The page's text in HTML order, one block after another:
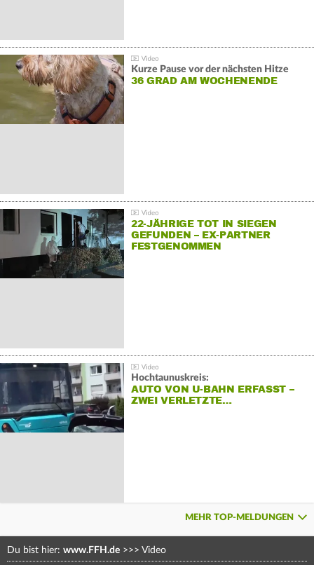
Kurze Pause vor der nächsten Hitze
36 GRAD AM WOCHENENDE
22-JÄHRIGE TOT IN SIEGEN
GEFUNDEN – EX-PARTNER
FESTGENOMMEN
Hochtaunuskreis:
AUTO VON U-BAHN ERFASST –
ZWEI VERLETZTE…
MEHR TOP-MELDUNGEN
Du bist hier: www.FFH.de >>> Video